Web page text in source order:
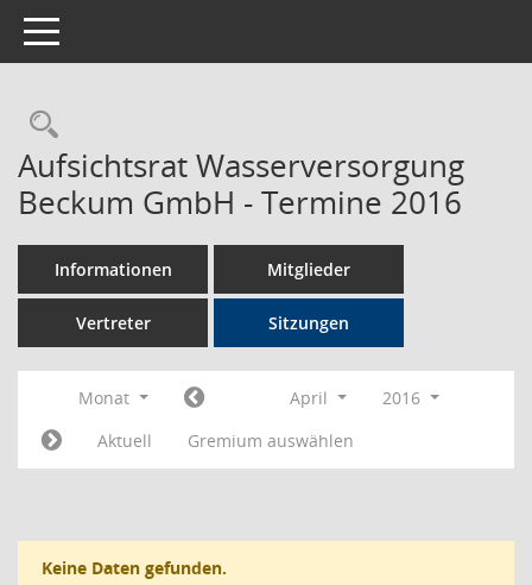
Toggle navigation
Rechercheauswahl
Aufsichtsrat Wasserversorgung
Beckum GmbH - Termine 2016
Informationen Mitglieder
Vertreter Sitzungen
Monat April
2016
Aktuell
Gremium auswählen
Keine Daten gefunden.